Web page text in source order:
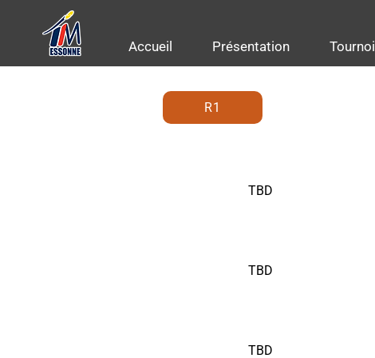
Accueil Présentation Tournoi
R1
TBD
TBD
TBD